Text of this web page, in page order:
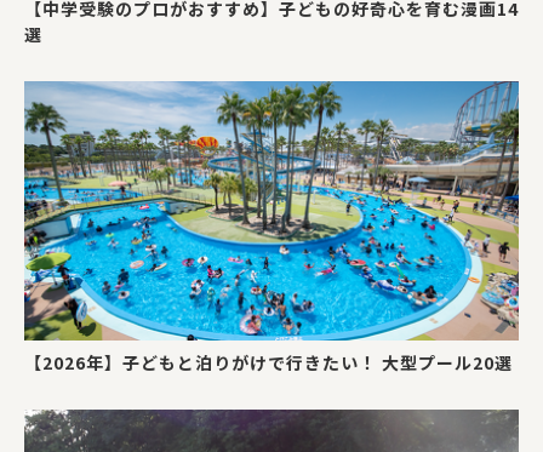
【中学受験のプロがおすすめ】子どもの好奇心を育む漫画14
選
【2026年】子どもと泊りがけで行きたい！ 大型プール20選